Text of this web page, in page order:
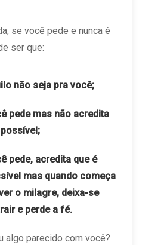
se você pede e nunca é
ser que:
não seja pra você;
pede mas não acredita
pede, acredita que é
mas quando começa
o milagre, deixa-se
e perde a fé.
algo parecido com você?